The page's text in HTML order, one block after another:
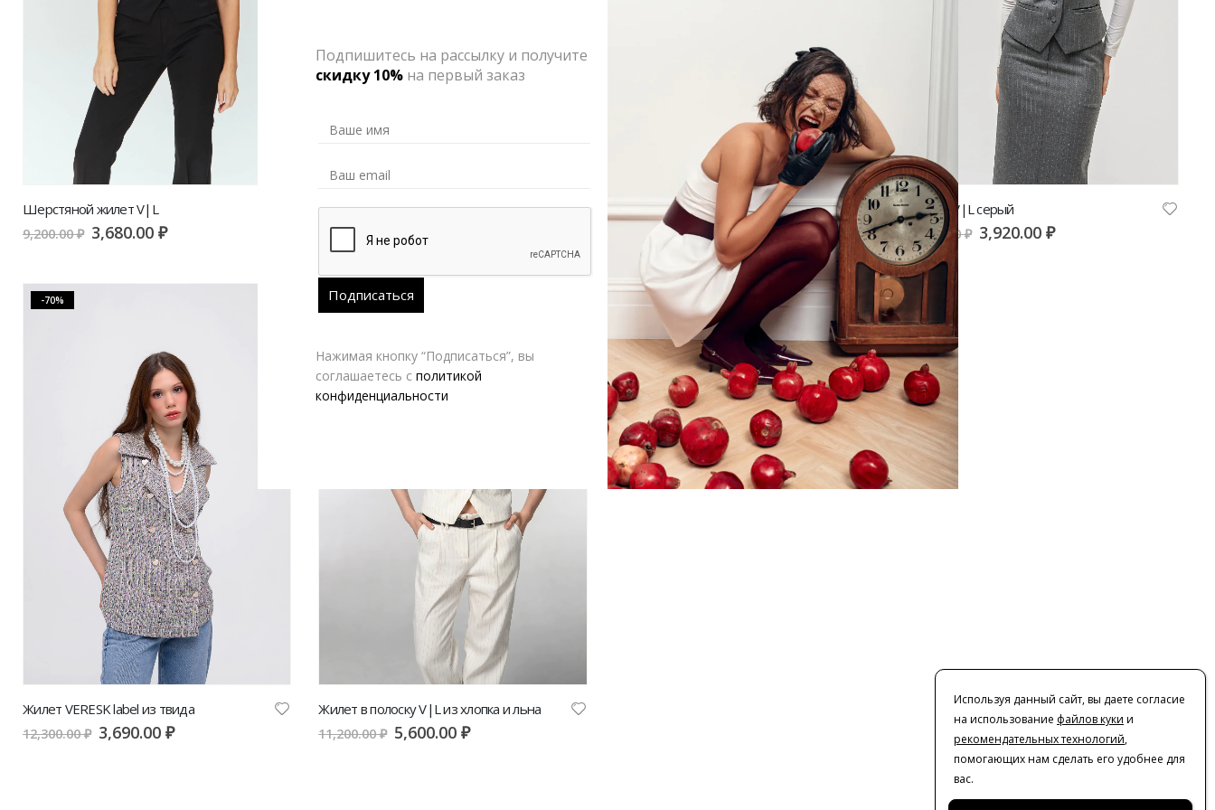
Шерстяной жилет V|L
9,200.00₽ 3,680.00₽
Жилет V|L черный
9,800.00 ₽ 3,920.00
Жилет V|L шоколадный
₽ 3,920.00₽
Жилет V|L серый
9,800.00₽ 3,920.00 ₽
-70%
Жилет VERESK label из твида
12,300.00₽ 3,690.00₽
-50%
Жилет в полоску V|L из хлопка и льна
11,200.00₽ 5,600.00₽
Используя данный сайт, вы даете согласие
на использование файлов куки и
рекомендательных технологий,
помогающих нам сделать его удобнее для
вас.
Подпишитесь на рассылку и получите
скидку 10%на первый заказ
Нажимая кнопку “Подписаться”, вы
соглашаетесь с политикой
конфиденциальности